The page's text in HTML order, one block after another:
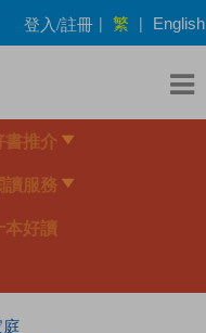
登入/註冊 | 繁 | English
書推介
讀服務
本好讀